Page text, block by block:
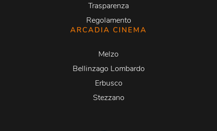
Trasparenza
Regolamento
ARCADIA CINEMA
Melzo
Bellinzago Lombardo
Erbusco
Stezzano